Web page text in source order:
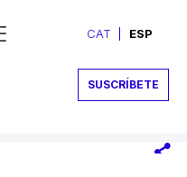
CAT ESP
SUSCRÍBETE